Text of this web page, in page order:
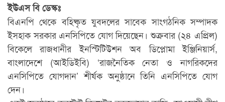
ইউএস বি ডেস্কঃ
বিএনপি থেকে বহিষ্কৃত যুবদলের সাবেক সাংগঠনিক সম্পাদক
ইসহাক সরকার এনসিপিতে যোগ দিয়েছেন। শুক্রবার (২৪ এপ্রিল)
বিকেলে রাজধানীর ইনস্টিটিউশন অব ডিপ্লোমা ইঞ্জিনিয়ার্স,
বাংলাদেশে (আইডিইবি) ‘রাজনৈতিক নেতা ও নাগরিকদের
এনসিপিতে যোগদান’ শীর্ষক অনুষ্ঠানে তিনি এনসিপিতে যোগ
দেন।